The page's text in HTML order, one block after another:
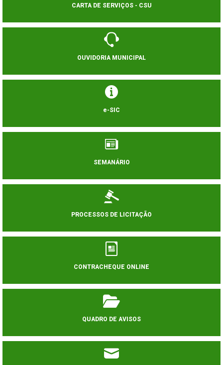
CARTA DE SERVIÇOS - CSU
OUVIDORIA MUNICIPAL
e-SIC
SEMANÁRIO
PROCESSOS DE LICITAÇÃO
CONTRACHEQUE ONLINE
QUADRO DE AVISOS